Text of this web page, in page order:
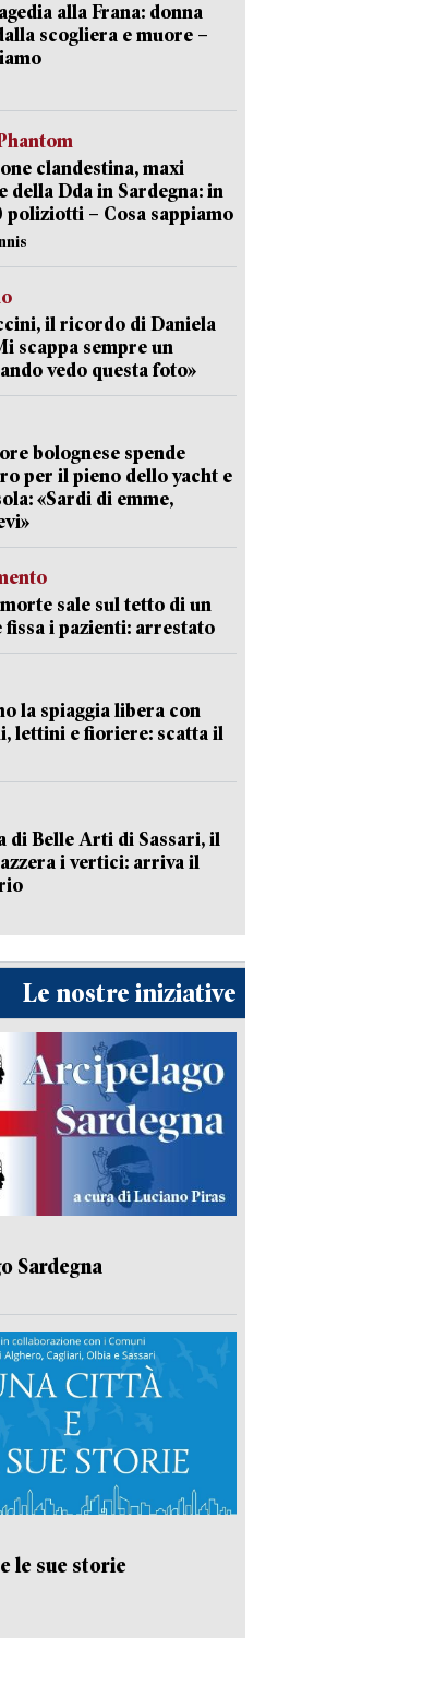
alla Frana: donna
scogliera e muore –
clandestina, maxi
della Dda in Sardegna: in
poliziotti – Cosa sappiamo
il ricordo di Daniela
scappa sempre un
vedo questa foto»
bolognese spende
per il pieno dello yacht e
«Sardi di emme,
sale sul tetto di un
fissa i pazienti: arrestato
la spiaggia libera con
lettini e fioriere: scatta il
di Belle Arti di Sassari, il
i vertici: arriva il
Le nostre iniziative
Sardegna
le sue storie